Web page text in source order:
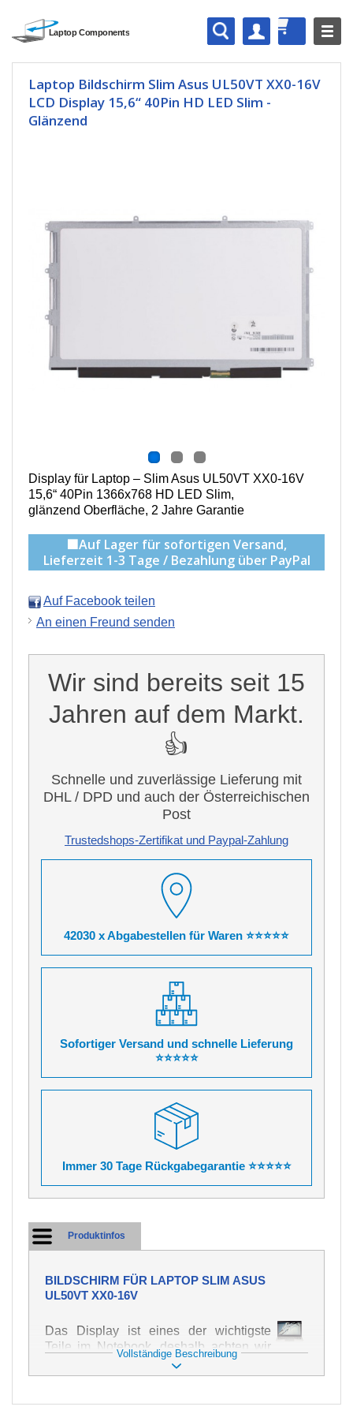
Laptop Bildschirm Slim Asus UL50VT XX0-16V
LCD Display 15,6“ 40Pin HD LED Slim -
Glänzend
Display für Laptop – Slim Asus UL50VT XX0-16V
15,6“ 40Pin 1366x768 HD LED Slim,
g länzend Oberfläche, 2 Jahre Garantie
🟩Auf Lager für sofortigen Versand,
Lieferzeit 1-3 Tage / Bezahlung über PayPal
Auf Facebook teilen
An einen Freund senden
Wir sind bereits seit 15
Jahren auf dem Markt.
👍
Schnelle und zuverlässige Lieferung mit
DHL / DPD und auch der Österreichischen
Post
Trustedshops-Zertifikat und Paypal-Zahlung
42030 x Abgabestellen für Waren ⭐⭐⭐⭐⭐
Sofortiger Versand und schnelle Lieferung
⭐⭐⭐⭐⭐
Immer 30 Tage Rückgabegarantie ⭐⭐⭐⭐⭐
Produktinfos
BILDSCHIRM FÜR LAPTOP SLIM ASUS
UL50VT XX0-16V
Das Display ist eines der wichtigste
Teile im Notebook, deshalb achten wir
auf höchste Qualität dieses Ersatzteils.
Er dient zur Darstellung von Texten und
Vollständige Beschreibung